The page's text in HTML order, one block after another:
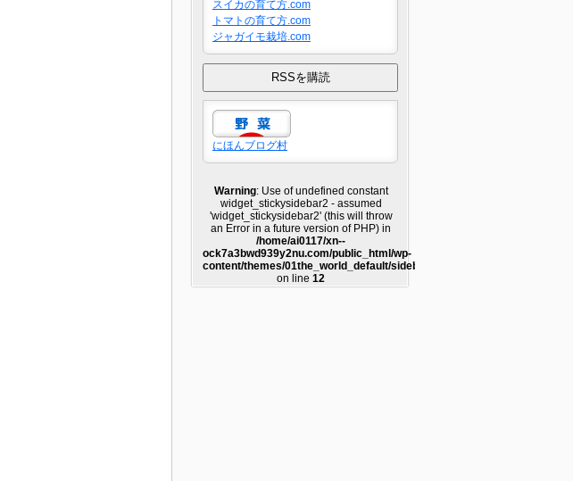
スイカの育て方.com
トマトの育て方.com
ジャガイモ栽培.com
にほんブログ村
Warning: Use of undefined constant
widget_stickysidebar2 - assumed
'widget_stickysidebar2' (this will throw
an Error in a future version of PHP) in
/home/ai0117/xn--
ock7a3bwd939y2nu.com/public_html/wp-
content/themes/01the_world_default/sidebar2.php
on line 12